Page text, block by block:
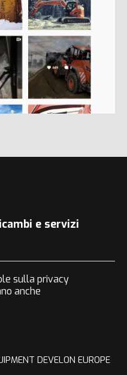
e servizi
sulla privacy
anche
DEVELON EUROPE